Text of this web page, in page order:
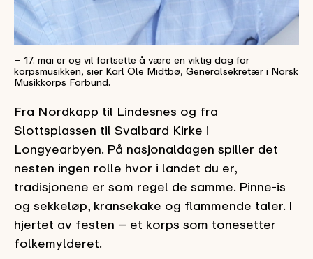
– 17. mai er og vil fortsette å være en viktig dag for
korpsmusikken, sier Karl Ole Midtbø, Generalsekretær i Norsk
Musikkorps Forbund.
Fra Nordkapp til Lindesnes og fra
Slottsplassen til Svalbard Kirke i
Longyearbyen. På nasjonaldagen spiller det
nesten ingen rolle hvor i landet du er,
tradisjonene er som regel de samme. Pinne-is
og sekkeløp, kransekake og flammende taler. I
hjertet av festen – et korps som tonesetter
folkemylderet.